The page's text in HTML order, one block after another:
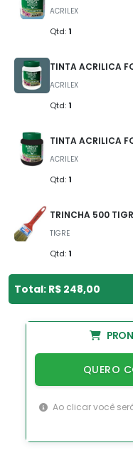
ACRILEX
Qtd: 1
TINTA ACRILICA
ACRILEX
Qtd: 1
TINTA ACRILICA
ACRILEX
Qtd: 1
TRINCHA 500
TIGRE
Qtd: 1
Total: R$ 248,00
QUERO
Ao clicar você